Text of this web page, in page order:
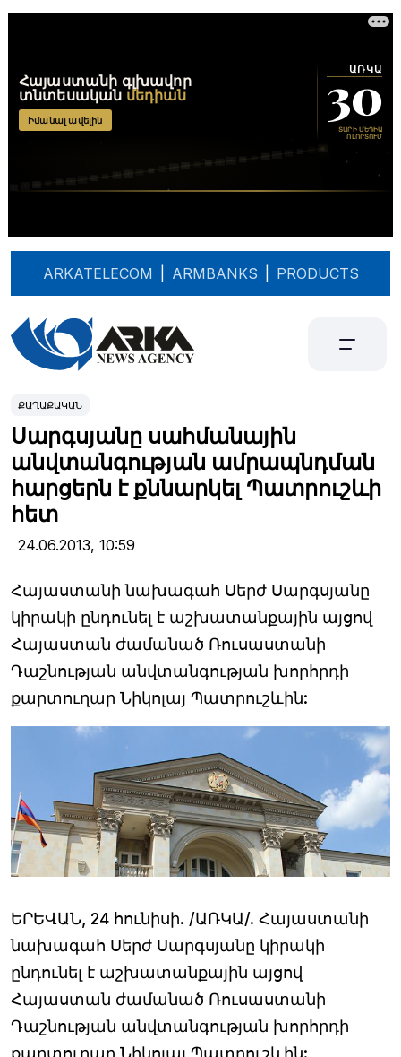
ARKATELECOM ARMBANKS PRODUCTS
ՔԱՂԱՔԱԿԱՆ
Սարգսյանը սահմանային
անվտանգության ամրապնդման
հարցերն է քննարկել Պատրուշևի
հետ
24.06.2013, 10:59
Հայաստանի նախագահ Սերժ Սարգսյանը
կիրակի ընդունել է աշխատանքային այցով
Հայաստան ժամանած Ռուսաստանի
Դաշնության անվտանգության խորհրդի
քարտուղար Նիկոլայ Պատրուշևին:
ԵՐԵՎԱՆ, 24 հունիսի. /ԱՌԿԱ/. Հայաստանի
նախագահ Սերժ Սարգսյանը կիրակի
ընդունել է աշխատանքային այցով
Հայաստան ժամանած Ռուսաստանի
Դաշնության անվտանգության խորհրդի
քարտուղար Նիկոլայ Պատրուշևին: